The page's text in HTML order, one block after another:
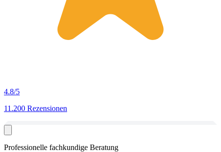
4.8/5
11.200 Rezensionen
Professionelle fachkundige Beratung